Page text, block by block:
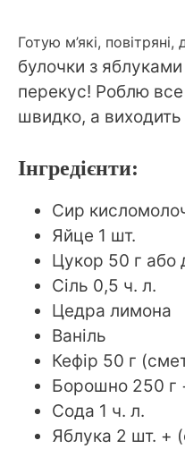
Готую м’які,
булочки з
перекус! Роблю
швидко, а
Інгредієнти:
Сир
Яйце 1 шт.
Цукор 50 г або
Сіль 0,5 ч. л.
Цедра лимона
Ваніль
Кефір 50 г
Борошно 250 г
Сода 1 ч. л.
Яблука 2 шт. +